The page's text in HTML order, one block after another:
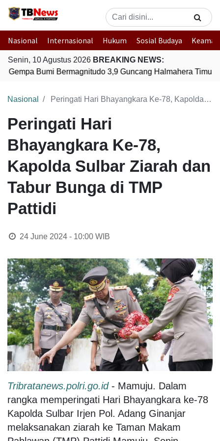
Nasional Internasional Hukum Sosial Budaya
Senin, 10 Agustus 2026 BREAKING NEWS:
Gempa Bumi Bermagnitudo 3,9 Guncang Halmahera Timur,
Nasional Peringati Hari Bhayangkara Ke-78, Kapolda Sulbar Ziarah dan Tabur Bunga di TMP Pattidi
Peringati Hari
Bhayangkara Ke-78,
Kapolda Sulbar Ziarah dan
Tabur Bunga di TMP
Pattidi
24 June 2024 - 10:00WIB
Tribratanews.polri.go.id- Mamuju. Dalam
rangka memperingati Hari Bhayangkara ke-78
Kapolda Sulbar Irjen Pol. Adang Ginanjar
melaksanakan ziarah ke Taman Makam